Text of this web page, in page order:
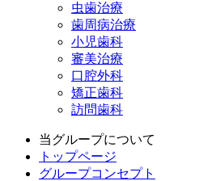
虫歯治療
歯周病治療
小児歯科
審美治療
口腔外科
矯正歯科
訪問歯科
当グループについて
トップページ
グループコンセプト